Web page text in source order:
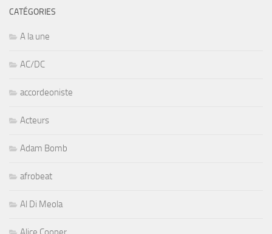
CATÉGORIES
A la une
AC/DC
accordeoniste
Acteurs
Adam Bomb
afrobeat
Al Di Meola